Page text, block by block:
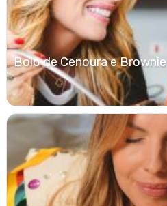
Bolo de Cenoura e Brownie